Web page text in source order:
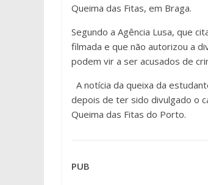
Queima das Fitas, em Braga.
Segundo a Agência Lusa, que
filmada e que não autorizou a
podem vir a ser acusados de
A notícia da queixa da
depois de ter sido divulgado o
Queima das Fitas do Porto.
PUB